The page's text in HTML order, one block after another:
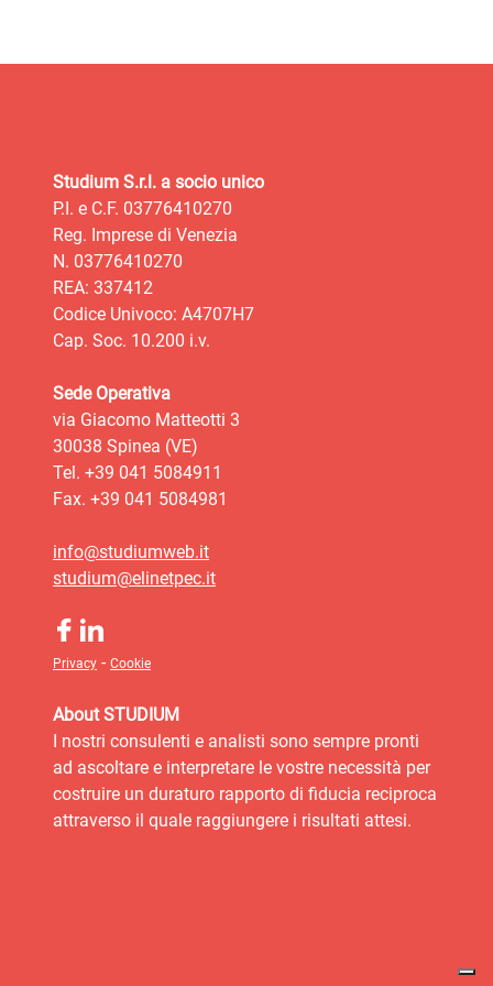
Studium S.r.l. a socio unico
P.I. e C.F. 03776410270
Reg. Imprese di Venezia
N. 03776410270
REA: 337412
Codice Univoco: A4707H7
Cap. Soc. 10.200 i.v.
Sede Operativa
via Giacomo Matteotti 3
30038 Spinea (VE)
Tel. +39 041 5084911
Fax. +39 041 5084981
info@studiumweb.it
studium@elinetpec.it
Privacy - Cookie
About STUDIUM
I nostri consulenti e analisti sono sempre pronti
ad ascoltare e interpretare le vostre necessità per
costruire un duraturo rapporto di fiducia reciproca
attraverso il quale raggiungere i risultati attesi.